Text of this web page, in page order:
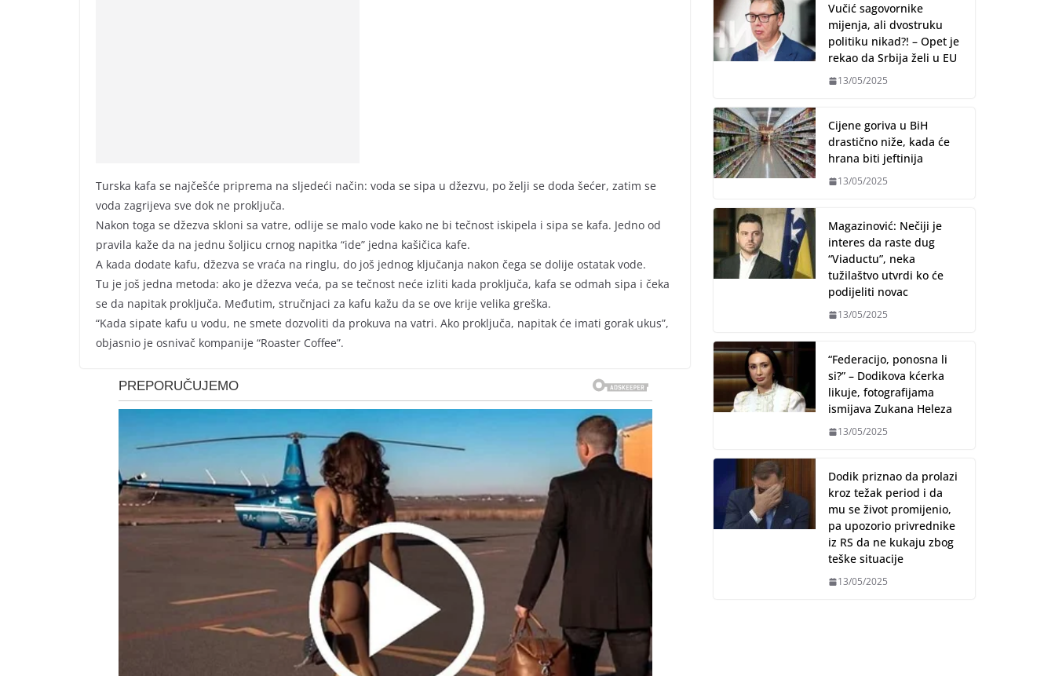
Turska kafa se najčešće priprema na sljedeći način: voda se sipa u džezvu, po želji se doda šećer, zatim se
voda zagrijeva sve dok ne proključa.
Nakon toga se džezva skloni sa vatre, odlije se malo vode kako ne bi tečnost iskipela i sipa se kafa. Jedno od
pravila kaže da na jednu šoljicu crnog napitka “ide” jedna kašičica kafe.
A kada dodate kafu, džezva se vraća na ringlu, do još jednog ključanja nakon čega se dolije ostatak vode.
Tu je još jedna metoda: ako je džezva veća, pa se tečnost neće izliti kada proključa, kafa se odmah sipa i čeka
se da napitak proključa. Međutim, stručnjaci za kafu kažu da se ove krije velika greška.
“Kada sipate kafu u vodu, ne smete dozvoliti da prokuva na vatri. Ako proključa, napitak će imati gorak ukus”,
objasnio je osnivač kompanije “Roaster Coffee”.
Vučić sagovornike
mijenja, ali dvostruku
politiku nikad?! – Opet je
rekao da Srbija želi u EU
13/05/2025
Cijene goriva u BiH
drastično niže, kada će
hrana biti jeftinija
13/05/2025
Magazinović: Nečiji je
interes da raste dug
“Viaductu”, neka
tužilaštvo utvrdi ko će
podijeliti novac
13/05/2025
“Federacijo, ponosna li
si?” – Dodikova kćerka
likuje, fotografijama
ismijava Zukana Heleza
13/05/2025
Dodik priznao da prolazi
kroz težak period i da
mu se život promijenio,
pa upozorio privrednike
iz RS da ne kukaju zbog
teške situacije
13/05/2025